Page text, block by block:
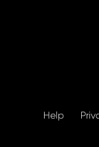
Help